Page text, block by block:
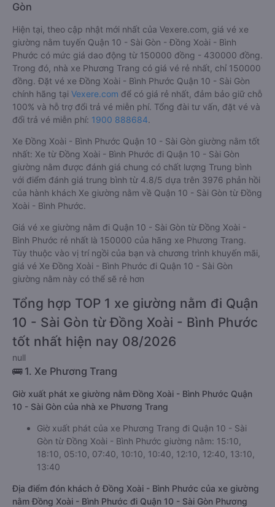
Gòn
Hiện tại, theo cập nhật mới nhất của Vexere.com, giá vé xe
giường nằm tuyến Quận 10 - Sài Gòn - Đồng Xoài - Bình
Phước có mức giá dao động từ 150000 đồng - 430000 đồng.
Trong đó, nhà xe Phương Trang có giá vé rẻ nhất, chỉ 150000
đồng. Đặt vé xe Đồng Xoài - Bình Phước Quận 10 - Sài Gòn
chính hãng tại Vexere.com để có giá rẻ nhất, đảm bảo giữ chỗ
100% và hỗ trợ đổi trả vé miễn phí. Tổng đài tư vấn, đặt vé và
đổi trả vé miễn phí: 1900 888684.
Xe Đồng Xoài - Bình Phước Quận 10 - Sài Gòn giường nằm tốt
nhất: Xe từ Đồng Xoài - Bình Phước đi Quận 10 - Sài Gòn
giường nằm được đánh giá chung có chất lượng Trung bình
với điểm đánh giá trung bình từ 4.8/5 dựa trên 3976 phản hồi
của hành khách Xe giường nằm về Quận 10 - Sài Gòn từ Đồng
Xoài - Bình Phước.
Giá vé xe giường nằm đi Quận 10 - Sài Gòn từ Đồng Xoài -
Bình Phước rẻ nhất là 150000 của hãng xe Phương Trang.
Tùy thuộc vào vị trí ngồi của bạn và chương trình khuyến mãi,
giá vé Xe Đồng Xoài - Bình Phước đi Quận 10 - Sài Gòn
giường nằm này có thể sẽ rẻ hơn
Tổng hợp TOP 1 xe giường nằm đi Quận
10 - Sài Gòn từ Đồng Xoài - Bình Phước
tốt nhất hiện nay 08/2026
null
🚌 1. Xe Phương Trang
Giờ xuất phát xe giường nằm Đồng Xoài - Bình Phước Quận
10 - Sài Gòn của nhà xe Phương Trang
Giờ xuất phát của xe Phương Trang đi Quận 10 - Sài
Gòn từ Đồng Xoài - Bình Phước giường nằm: 15:10,
18:10, 05:10, 07:40, 10:10, 10:40, 12:10, 12:40, 13:10,
13:40
Địa điểm đón khách ở Đồng Xoài - Bình Phước của xe giường
nằm Đồng Xoài - Bình Phước đi Quận 10 - Sài Gòn Phương